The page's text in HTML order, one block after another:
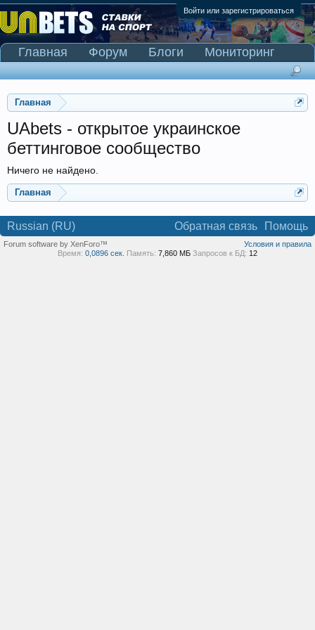
Войти или зарегистрироваться
Главная
UAbets - открытое украинское
беттинговое сообщество
Ничего не найдено.
Главная
Главная Форум Блоги
Мониторинг
Сканер Pinnacle
Russian (RU) Обратная связь Помощь
Условия и правила
Forum software by XenForo™
Время: 0,0896 сек. Память: 7,860 МБ Запросов к БД: 12